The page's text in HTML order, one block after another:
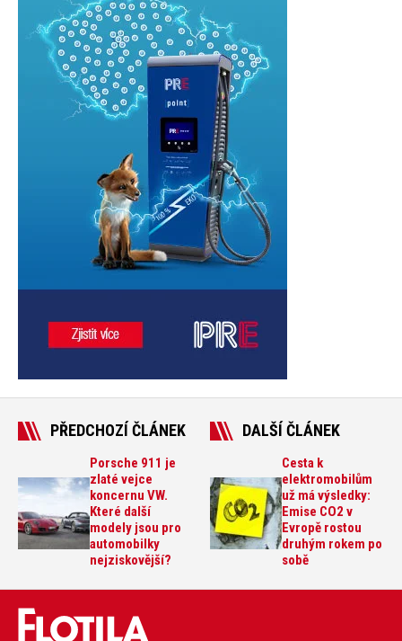
PŘEDCHOZÍ ČLÁNEK
Porsche 911 je
zlaté vejce
koncernu VW.
Které další
modely jsou pro
automobilky
nejziskovější?
DALŠÍ ČLÁNEK
Cesta k
elektromobilům
už má výsledky:
Emise CO2 v
Evropě rostou
druhým rokem po
sobě